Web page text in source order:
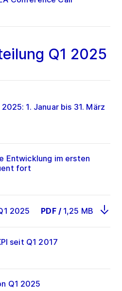
Q1 2025
1. Januar bis 31. März
Entwicklung im ersten
fort
2025 PDF / 1,25 MB
seit Q1 2017
Q1 2025